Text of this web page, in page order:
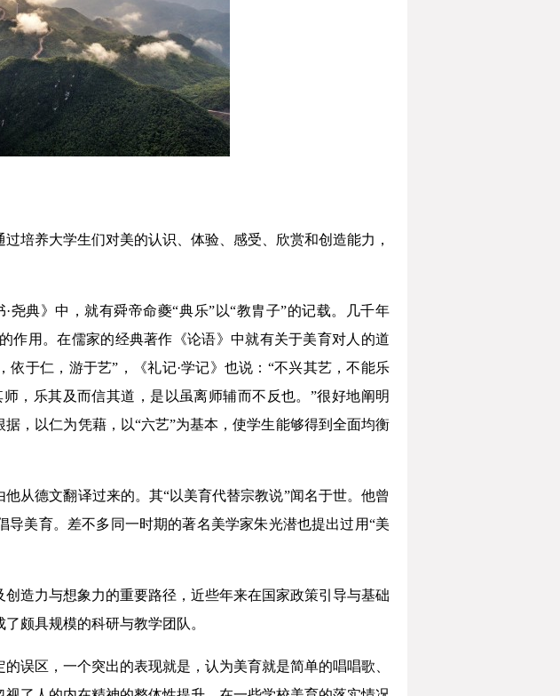
培养大学生们对美的认识、体验、感受、欣赏和创造能力，
典》中，就有舜帝命夔“典乐”以“教胄子”的记载。几千年
作用。在儒家的经典著作《论语》中就有关于美育对人的道
于仁，游于艺”，《礼记·学记》也说：“不兴其艺，不能乐
，乐其及而信其道，是以虽离师辅而不反也。”很好地阐明
，以仁为凭藉，以“六艺”为基本，使学生能够得到全面均衡
从德文翻译过来的。其“以美育代替宗教说”闻名于世。他曾
美育。差不多同一时期的著名美学家朱光潜也提出过用“美
造力与想象力的重要路径，近些年来在国家政策引导与基础
颇具规模的科研与教学团队。
误区，一个突出的表现就是，认为美育就是简单的唱唱歌、